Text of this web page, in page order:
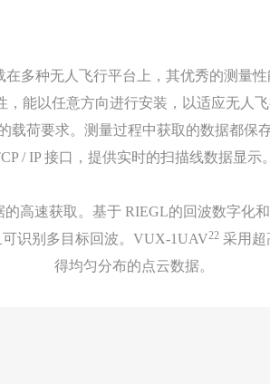
多种无人飞行平台上，其优秀的测量
能以任意方向进行安装，以适应无人
载荷要求。测量过程中获取的数据都保
/ IP 接口，提供实时的扫描线数据显示。
高速获取。基于 RIEGL的回波数字化
识别多目标回波。VUX-1UAV22采用超
得均匀分布的点云数据。